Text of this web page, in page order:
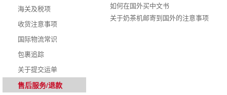
海关及税项
收货注意事项
国际物流常识
包裹追踪
关于提交运单
售后服务/退款
如何在国外买中文书
关于奶茶机邮寄到国外的注意事项